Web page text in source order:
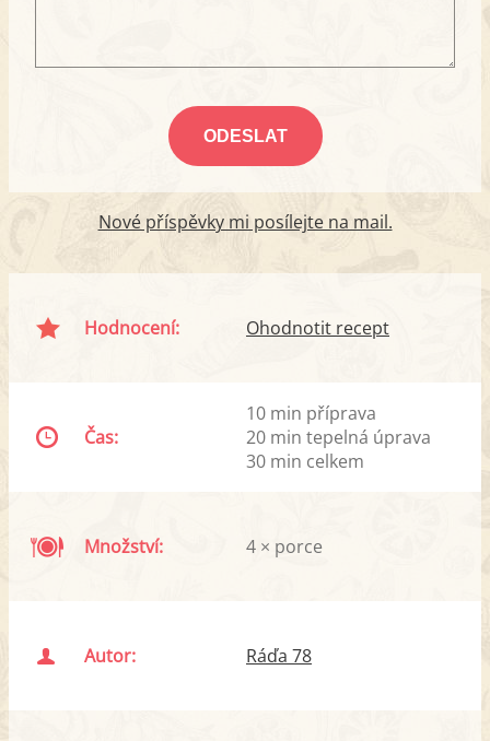
Nové příspěvky mi posílejte na mail.
Hodnocení: Ohodnotit recept
Čas:
10 min příprava
20 min tepelná úprava
30 min celkem
Množství: 4 × porce
Autor: Ráďa 78